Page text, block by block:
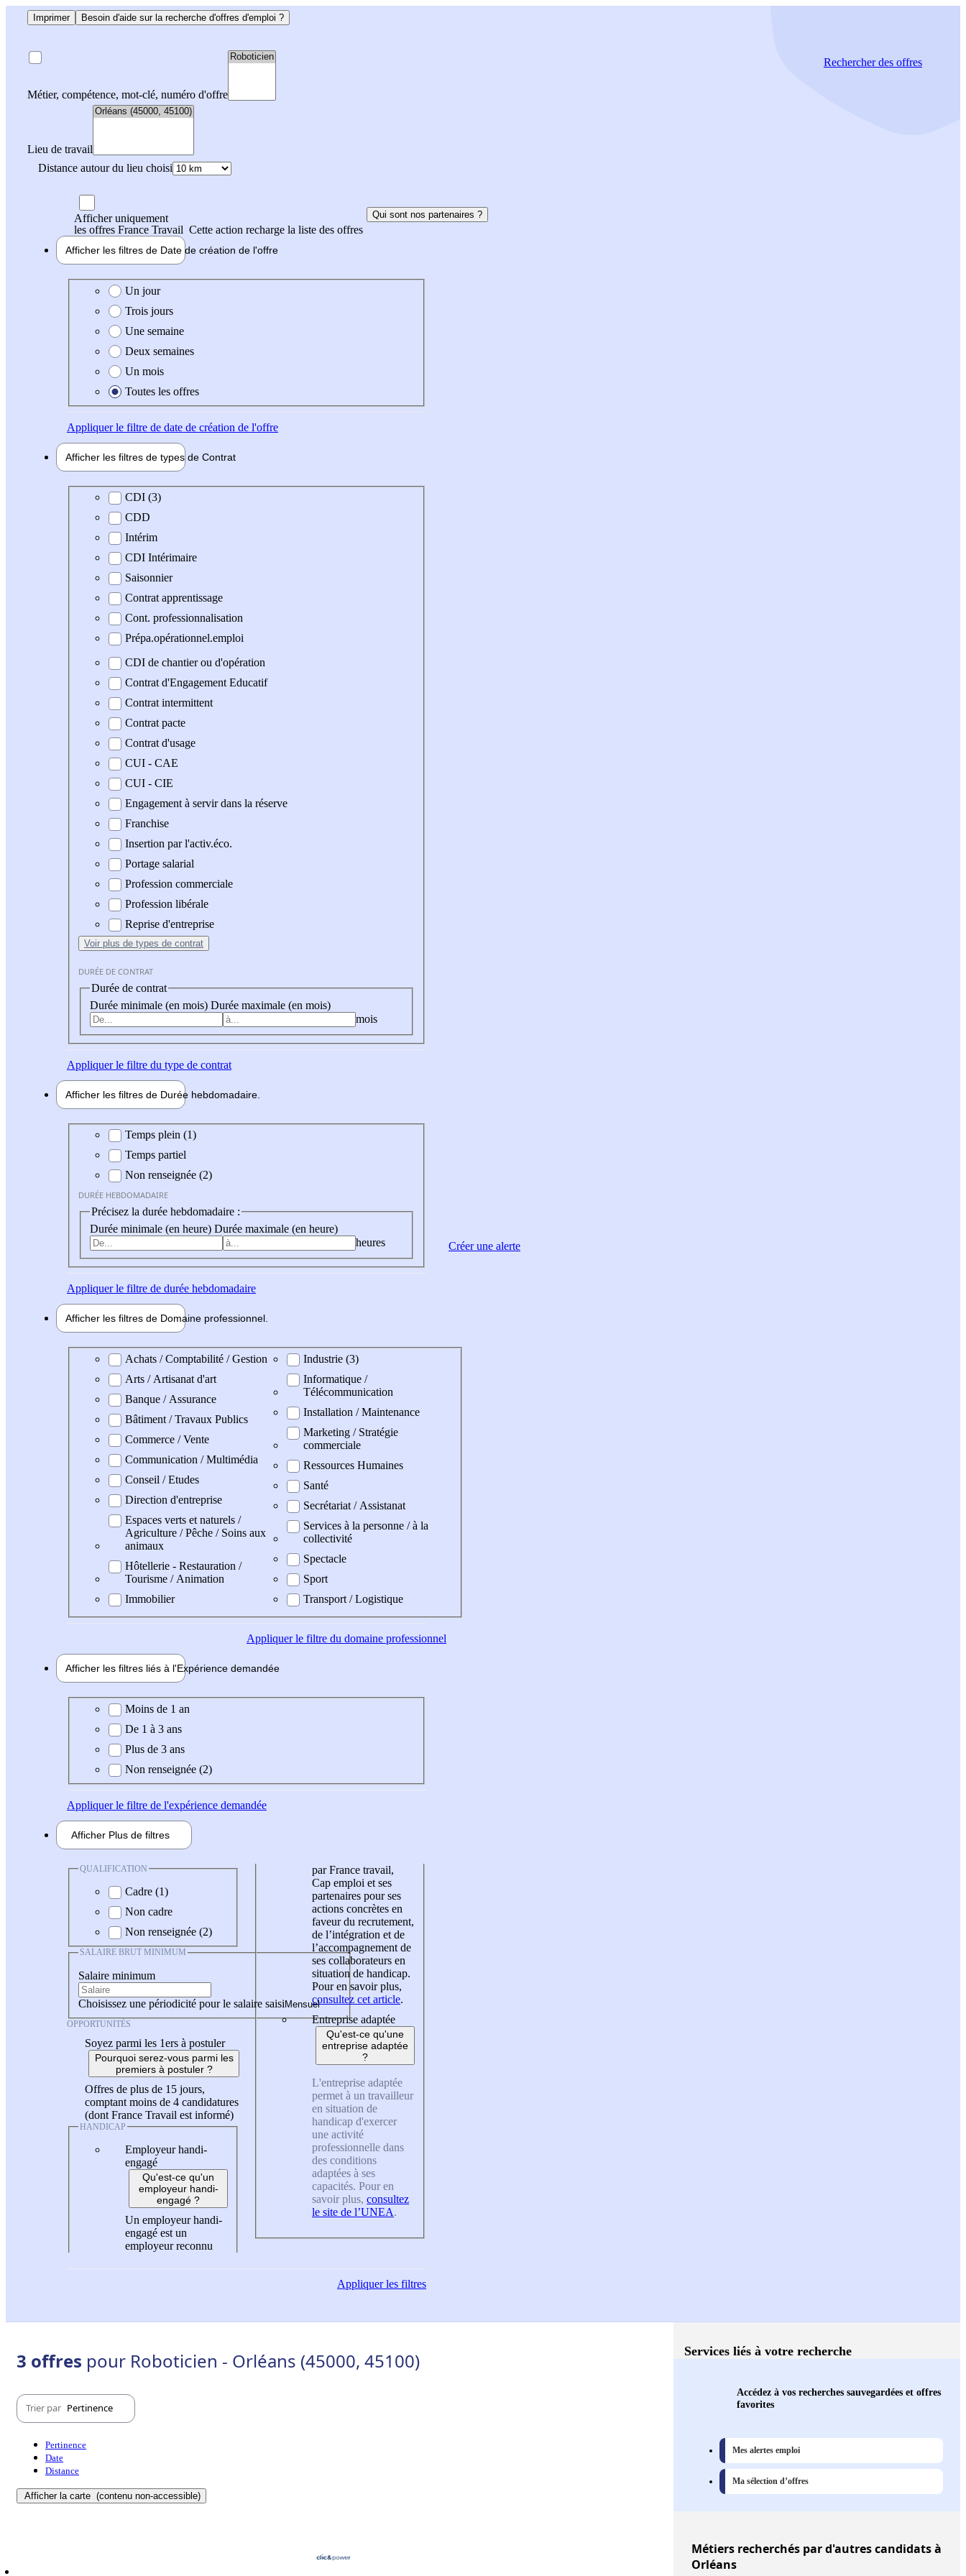
Imprimer Besoin d'aide sur la recherche d'offres d'emploi ?
Métier, compétence, mot-clé, numéro d'offre
Lieu de travail
Distance autour du lieu choisi
Rechercherdes offres
Afficher uniquement
les offres France Travail Cette action recharge la liste des offres
Qui sont nos partenaires ?
Afficher les filtres de Date de création de l'offre
Date de création de l'offre
Un jour
Trois jours
Une semaine
Deux semaines
Un mois
Toutes les offres
Appliquerle filtre de date de création de l'offre
Afficher les filtres de types de Contrat
Type de contrat
CDI (3)
CDD
Intérim
CDI Intérimaire
Saisonnier
Contrat apprentissage
Cont. professionnalisation
Prépa.opérationnel.emploi
CDI de chantier ou d'opération
Contrat d'Engagement Educatif
Contrat intermittent
Contrat pacte
Contrat d'usage
CUI - CAE
CUI - CIE
Engagement à servir dans la réserve
Franchise
Insertion par l'activ.éco.
Portage salarial
Profession commerciale
Profession libérale
Reprise d'entreprise
Voir plus de types de contrat
DURÉE DE CONTRAT
Durée de contrat
Durée minimale (en mois) Durée maximale (en mois)
mois
Appliquerle filtre du type de contrat
Afficher les filtres de Durée hebdomadaire
Durée hebdomadaire
Temps plein (1)
Temps partiel
Non renseignée (2)
DURÉE HEBDOMADAIRE
Précisez la durée hebdomadaire :
Durée minimale (en heure) Durée maximale (en heure)
heures
Appliquerle filtre de durée hebdomadaire
Afficher les filtres de Domaine professionnel
Domaine professionel
Achats / Comptabilité / Gestion
Arts / Artisanat d'art
Banque / Assurance
Bâtiment / Travaux Publics
Commerce / Vente
Communication / Multimédia
Conseil / Etudes
Direction d'entreprise
Espaces verts et naturels /
Agriculture / Pêche / Soins aux
animaux
Hôtellerie - Restauration /
Tourisme / Animation
Immobilier
Industrie (3)
Informatique /
Télécommunication
Installation / Maintenance
Marketing / Stratégie
commerciale
Ressources Humaines
Santé
Secrétariat / Assistanat
Services à la personne / à la
collectivité
Spectacle
Sport
Transport / Logistique
Appliquerle filtre du domaine professionnel
Afficher les filtres liés à l'Expérience demandée
Expérience demandée
Moins de 1 an
De 1 à 3 ans
Plus de 3 ans
Non renseignée (2)
Appliquerle filtre de l'expérience demandée
Afficher Plus de filtres
QUALIFICATION
Cadre (1)
Non cadre
Non renseignée (2)
SALAIRE BRUT MINIMUM
Salaire minimum
Choisissez une périodicité pour le salaire saisi
OPPORTUNITÉS
Soyez parmi les 1ers à postuler
Pourquoi serez-vous parmi les
premiers à postuler ?
Offres de plus de 15 jours,
comptant moins de 4 candidatures
(dont France Travail est informé)
HANDICAP
Employeur handi-
engagé
Qu'est-ce qu'un
employeur handi-
engagé ?
Un employeur handi-
engagé est un
employeur reconnu
par France travail,
Cap emploi et ses
partenaires pour ses
actions concrètes en
faveur du recrutement,
de l’intégration et de
l’accompagnement de
ses collaborateurs en
situation de handicap.
Pour en savoir plus,
consultez cet article.
Entreprise adaptée
Qu'est-ce qu'une
entreprise adaptée
?
L'entreprise adaptée
permet à un travailleur
en situation de
handicap d'exercer
une activité
professionnelle dans
des conditions
adaptées à ses
capacités. Pour en
savoir plus, consultez
le site de l’UNEA.
Appliquerles filtres
Créer une alerte
3 offres pour Roboticien - Orléans (45000, 45100)
Trier par Pertinence
Pertinence
Date
Distance
Afficher la carte (contenu non-accessible)
Services liés à votre recherche
Accédez à vos recherches sauvegardées et offres
favorites
Mes alertes emploi
Ma sélection d’offres
Métiers recherchés par d'autres candidats à
Orléans